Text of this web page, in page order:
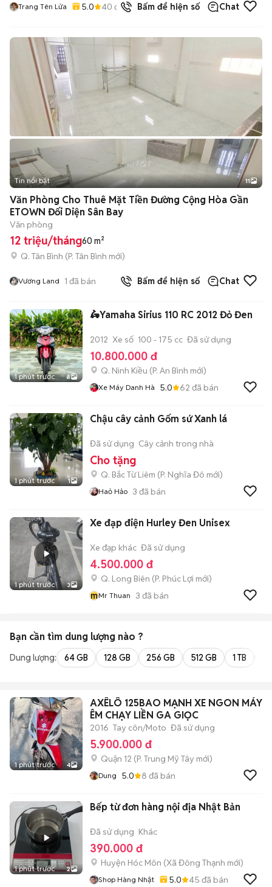
Trang Tên Lửa 5.0 40 đã bánBấm để hiện số Chat
+2
Tin nổi bật 11
Văn Phòng Cho Thuê Mặt Tiền Đường Cộng Hòa Gần
ETOWN Đối Diện Sân Bay
Văn phòng
12 triệu/tháng60 m²
Q. Tân Bình (P. Tân Bình mới)
Vương Land 1 đã bán Bấm để hiện số Chat
1 phút trước 8
🛵Yamaha Sirius 110 RC 2012 Đỏ Đen
2012 Xe số 100 - 175 cc Đã sử dụng
10.800.000 đ
Q. Ninh Kiều (P. An Bình mới)
Xe Máy Danh Hà 5.0 62 đã bán
1 phút trước 1
Chậu cây cảnh Gốm sứ Xanh lá
Đã sử dụng Cây cảnh trong nhà
Cho tặng
Q. Bắc Từ Liêm (P. Nghĩa Đô mới)
Haỏ Hảo 3 đã bán
1 phút trước 3
Xe đạp điện Hurley Đen Unisex
Xe đạp khác Đã sử dụng
4.500.000 đ
Q. Long Biên (P. Phúc Lợi mới)
mMr Thuan 3 đã bán
Bạn cần tìm dung lượng nào ?
Dung lượng: 64 GB 128 GB 256 GB 512 GB 1 TB
1 phút trước 4
AXÊLÔ 125BAO MẠNH XE NGON MÁY
ÊM CHẠY LIỀN GA GIỌC
2016 Tay côn/Moto Đã sử dụng
5.900.000 đ
Quận 12 (P. Trung Mỹ Tây mới)
Dung 5.0 8 đã bán
1 phút trước 2
Bếp từ đơn hàng nội địa Nhật Bản
Đã sử dụng Khác
390.000 đ
Huyện Hóc Môn (Xã Đông Thạnh mới)
Shop Hàng Nhật 5.0 45 đã bán